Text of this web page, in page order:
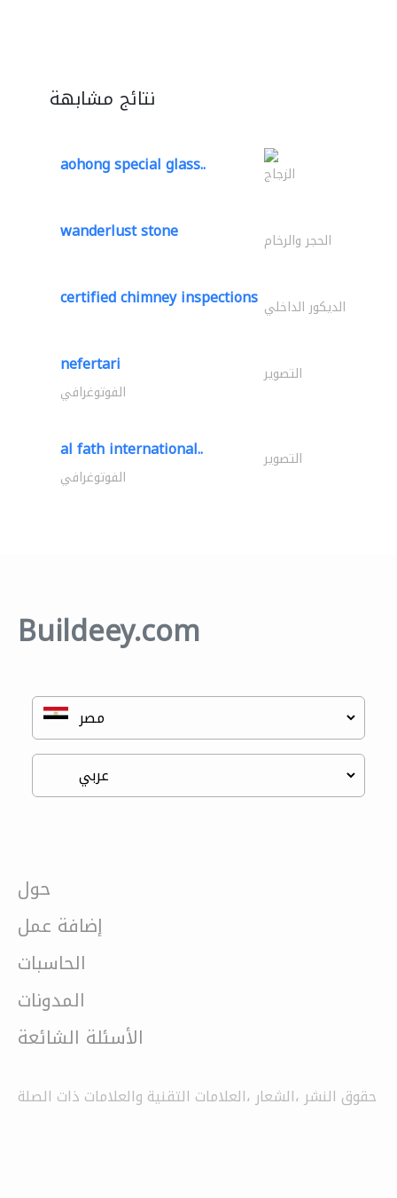
نتائج مشابهة
aohong special glass.. الزجاج
wanderlust stone الحجر والرخام
certified chimney inspections الديكور الداخلي
nefertari التصوير
الفوتوغرافي
al fath international.. التصوير
الفوتوغرافي
Buildeey.com
حول
إضافة عمل
الحاسبات
المدونات
الأسئلة الشائعة
حقوق النشر ،الشعار ،العلامات التقنية والعلامات ذات الصلة